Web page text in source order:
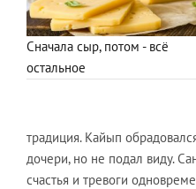
Сначала сыр, потом - всё
остальное
традиция. Кайып
дочери, но не подал виду.
счастья и тревоги